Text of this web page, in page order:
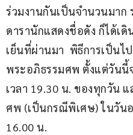
ร่วมงานกันเป็นจำนวนมาก
ดารานักแสดงชื่อดัง ก็ได้เ
เย็นที่ผ่านมา  พิธีการเป็นไ
พระอภิธรรมศพ ตั้งแต่วันนี้
เวลา 19.30 น. ของทุกวัน
ศพ (เป็นกรณีพิเศษ) ในวัน
16.00 น.